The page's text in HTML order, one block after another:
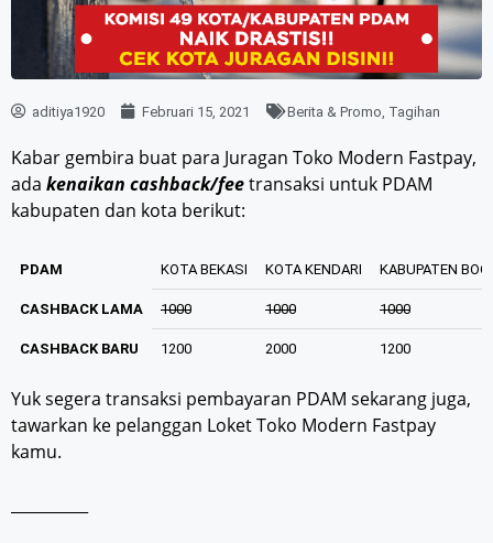
aditiya1920 Februari 15, 2021 Berita & Promo Tagihan
Kabar gembira buat para Juragan Toko Modern Fastpay,
ada kenaikan cashback/feetransaksi untuk PDAM
kabupaten dan kota berikut:
PDAM
CASHBACK LAMA
CASHBACK BARU
KOTA BEKASI
1000
1200
KOTA KENDARI
1000
2000
KABUPATEN
1000
1200
Yuk segera transaksi pembayaran PDAM sekarang juga,
tawarkan ke pelanggan Loket Toko Modern Fastpay
kamu.